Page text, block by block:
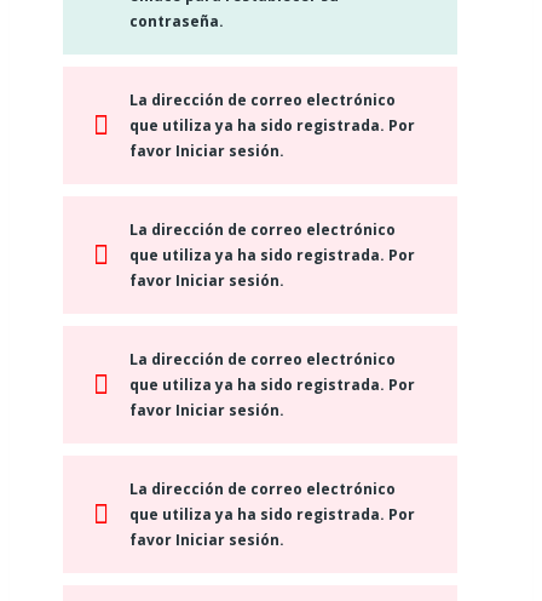
contraseña.
La dirección de correo electrónico
que utiliza ya ha sido registrada. Por
favor Iniciar sesión.
La dirección de correo electrónico
que utiliza ya ha sido registrada. Por
favor Iniciar sesión.
La dirección de correo electrónico
que utiliza ya ha sido registrada. Por
favor Iniciar sesión.
La dirección de correo electrónico
que utiliza ya ha sido registrada. Por
favor Iniciar sesión.